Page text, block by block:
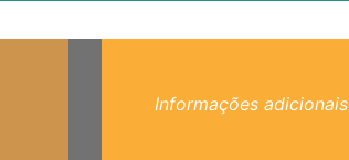
Informações adicionais